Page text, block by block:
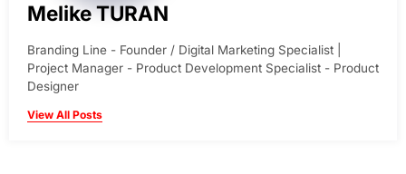
Melike TURAN
Branding Line - Founder / Digital Marketing Specialist |
Project Manager - Product Development Specialist - Product
Designer
View All Posts